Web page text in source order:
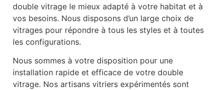
double vitrage le mieux adapté à votre habitat et à
vos besoins. Nous disposons d’un large choix de
vitrages pour répondre à tous les styles et à toutes
les configurations.
Nous sommes à votre disposition pour une
installation rapide et efficace de votre double
vitrage. Nos artisans vitriers expérimentés sont